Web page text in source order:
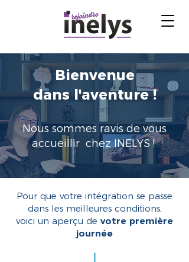
Bienvenue
dans l'aventure !
Nous sommes ravis de vous
accueillir chez INELYS !
Pour que votre intégration se passe
dans les meilleures conditions,
voici un aperçu de votre première
journée